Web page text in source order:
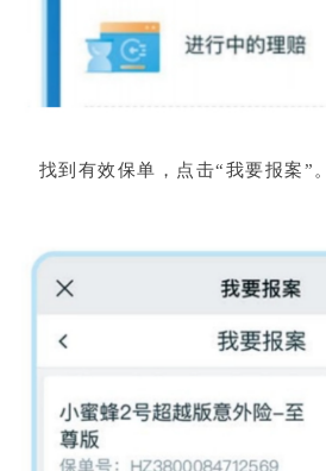
找到有效保单，点击“我要报案”。